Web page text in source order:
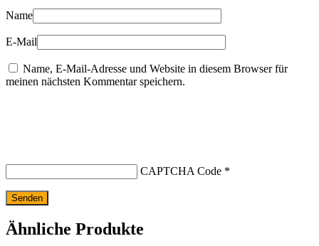
Name
E-Mail
Name, E-Mail-Adresse und Website in diesem Browser für
meinen nächsten Kommentar speichern.
CAPTCHA Code *
Ähnliche Produkte